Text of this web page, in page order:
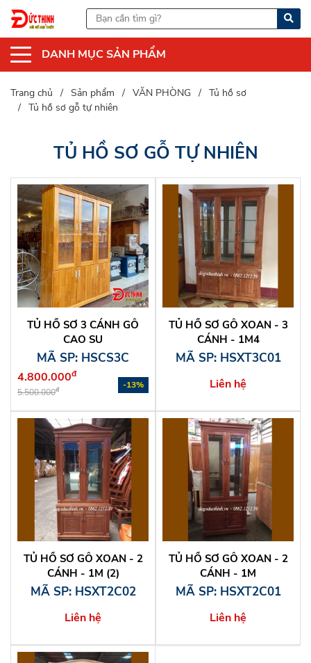
DANH MỤC SẢN PHẨM
Trang chủ Sản phẩm VĂN PHÒNG
Tủ hồ sơ
Tủ hồ sơ gỗ tự nhiên
TỦ HỒ SƠ GỖ TỰ NHIÊN
TỦ HỒ SƠ 3 CÁNH GỖ
CAO SU
MÃ SP: HSCS3C
4.800.000đ
5.500.000đ -13%
TỦ HỒ SƠ GỖ XOAN - 3
CÁNH - 1M4
MÃ SP: HSXT3C01
Liên hệ
TỦ HỒ SƠ GỖ XOAN - 2
CÁNH - 1M (2)
MÃ SP: HSXT2C02
Liên hệ
TỦ HỒ SƠ GỖ XOAN - 2
CÁNH - 1M
MÃ SP: HSXT2C01
Liên hệ